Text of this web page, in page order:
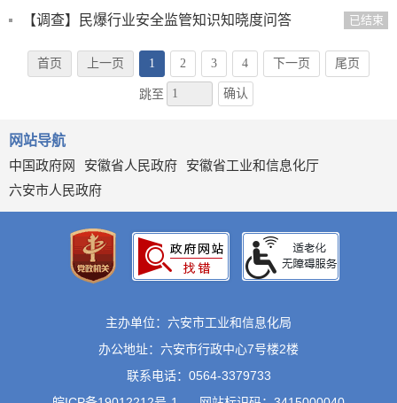
【调查】民爆行业安全监管知识知晓度问答 已结束
首页 上一页 1 2 3 4 下一页 尾页
跳至 确认
网站导航
中国政府网
安徽省人民政府
安徽省工业和信息化厅
六安市人民政府
主办单位：六安市工业和信息化局
办公地址：六安市行政中心7号楼2楼
联系电话：0564-3379733